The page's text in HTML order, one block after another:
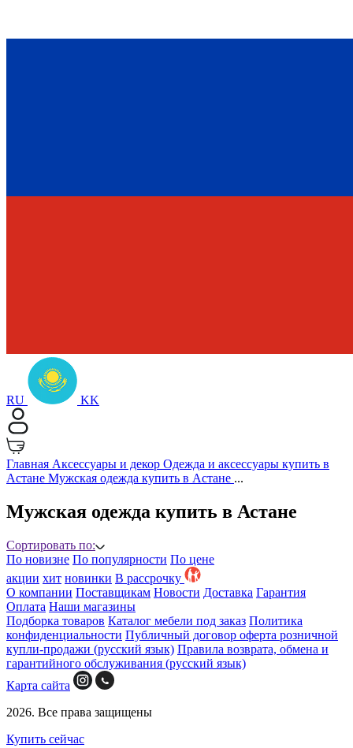
RU KK
Главная Аксессуары и декор Одежда и аксессуары купить в
Астане Мужская одежда купить в Астане ...
Мужская одежда купить в Астане
Сортировать по:
По новизне По популярности По цене
акции хит новинки B рассрочку
О компании Поставщикам Новости Доставка Гарантия
Оплата Наши магазины
Подборка товаров Каталог мебели под заказ Политика
конфиденциальности Публичный договор оферта розничной
купли-продажи (русский язык) Правила возврата, обмена и
гарантийного обслуживания (русский язык)
Карта сайта
2026. Все права защищены
Купить сейчас